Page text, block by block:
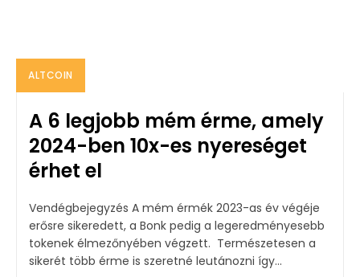
ALTCOIN
A 6 legjobb mém érme, amely
2024-ben 10x-es nyereséget
érhet el
Vendégbejegyzés A mém érmék 2023-as év végéje
erősre sikeredett, a Bonk pedig a legeredményesebb
tokenek élmezőnyében végzett. Természetesen a
sikerét több érme is szeretné leutánozni így...